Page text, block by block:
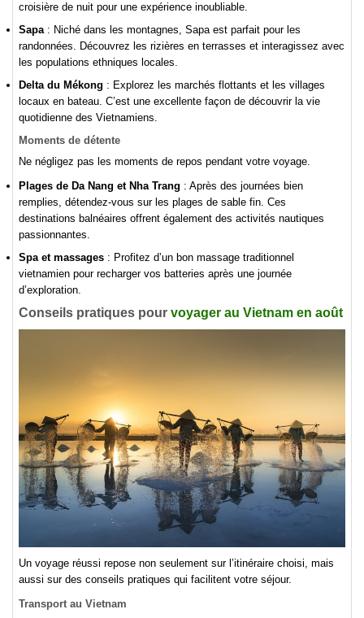
croisière de nuit pour une expérience inoubliable.
Sapa: Niché dans les montagnes, Sapa est parfait pour les
randonnées. Découvrez les rizières en terrasses et interagissez avec
les populations ethniques locales.
Delta du Mékong : Explorez les marchés flottants et les villages
locaux en bateau. C’est une excellente façon de découvrir la vie
quotidienne des Vietnamiens.
Moments de détente
Ne négligez pas les moments de repos pendant votre voyage.
Plages de Da Nang et Nha Trang : Après des journées bien
remplies, détendez-vous sur les plages de sable fin. Ces
destinations balnéaires offrent également des activités nautiques
passionnantes.
Spa et massages : Profitez d’un bon massage traditionnel
vietnamien pour recharger vos batteries après une journée
d’exploration.
Conseils pratiques pour voyager au Vietnam en août
Un voyage réussi repose non seulement sur l’itinéraire choisi, mais
aussi sur des conseils pratiques qui facilitent votre séjour.
Transport au Vietnam